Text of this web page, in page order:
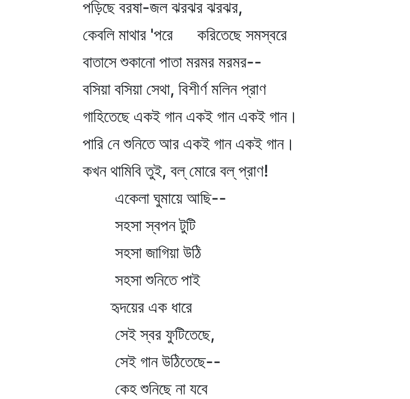
পড়িছে বরষা-জল ঝরঝর ঝরঝর,
কেবলি মাথার 'পরে করিতেছে সমস্বরে
বাতাসে শুকানো পাতা মরমর মরমর--
বসিয়া বসিয়া সেথা, বিশীর্ণ মলিন প্রাণ
গাহিতেছে একই গান একই গান একই গান।
পারি নে শুনিতে আর একই গান একই গান।
কখন থামিবি তুই, বল্‌ মোরে বল্‌ প্রাণ!
একেলা ঘুমায়ে আছি--
সহসা স্বপন টুটি
সহসা জাগিয়া উঠি
সহসা শুনিতে পাই
হৃদয়ের এক ধারে
সেই স্বর ফুটিতেছে,
সেই গান উঠিতেছে--
কেহ শুনিছে না যবে